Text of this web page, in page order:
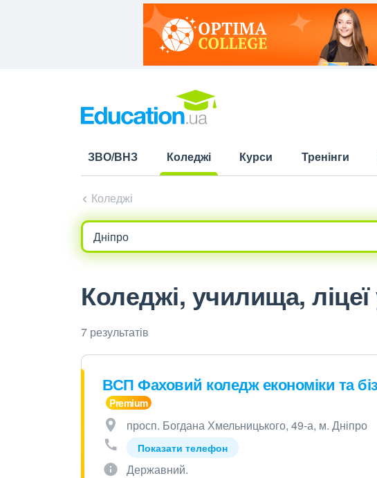
ЗВО/ВНЗ
Коледжі
Курси Тренінги
Коледжі
Коледжі, училища, ліцеї
7 результатів
ВСП Фаховий коледж економіки та
просп. Богдана Хмельницького, 49-а, м. Дніпро
Показати телефон
Державний.